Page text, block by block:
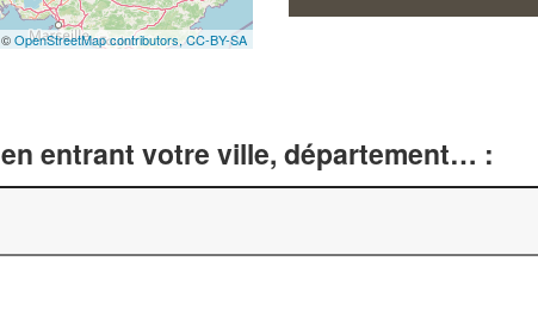
©OpenStreetMap contributors, CC-BY-SA
entrant votre ville, département… :